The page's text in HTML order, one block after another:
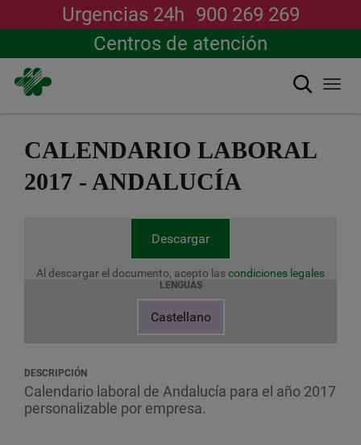
contenido
Urgencias 24h 900 269 269
Centros de atención
Buscar
CALENDARIO LABORAL
2017 - ANDALUCÍA
Descargar
Al descargar el documento, acepto lascondiciones legales
LENGUAS
Castellano
DESCRIPCIÓN
Calendario laboral de Andalucía para el año 2017
personalizable por empresa.